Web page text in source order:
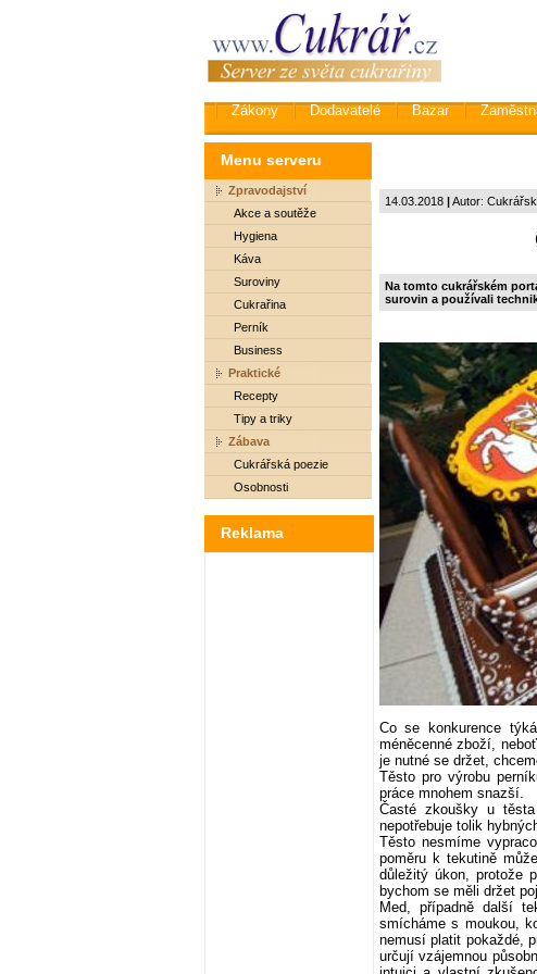
Zákony Dodavatelé Bazar
Menu serveru
Zpravodajství
Akce a soutěže
Hygiena
Káva
Suroviny
Cukrařina
Perník
Business
Praktické
Recepty
Tipy a triky
Zábava
Cukrářská poezie
Osobnosti
Reklama
14.03.2018 |Autor:
Na tomto cukrářském
surovin a používali
Co se konkurence
méněcenné zboží,
je nutné se držet,
Těsto pro výrobu
práce mnohem snazší.
Časté zkoušky u
nepotřebuje tolik
Těsto nesmíme
poměru k tekutině
důležitý úkon, protože
bychom se měli držet
Med, případně další
smícháme s moukou,
nemusí platit pokaždé,
určují vzájemnou